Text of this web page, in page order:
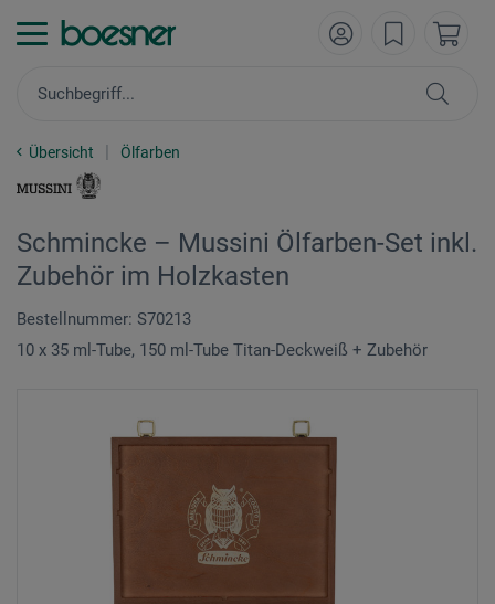
Übersicht Ölfarben
Schmincke – Mussini Ölfarben-Set inkl.
Zubehör im Holzkasten
Bestellnummer: S70213
10 x 35 ml-Tube, 150 ml-Tube Titan-Deckweiß + Zubehör